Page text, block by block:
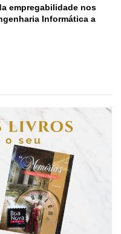
empregabilidade nos
Informática a